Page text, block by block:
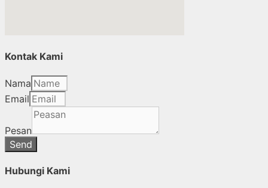
Kontak Kami
Nama
Email
Pesan
Send
Hubungi Kami